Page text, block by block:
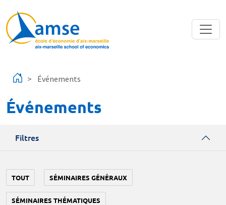
Événements
Événements
Filtres
TOUT SÉMINAIRES GÉNÉRAUX
SÉMINAIRES THÉMATIQUES